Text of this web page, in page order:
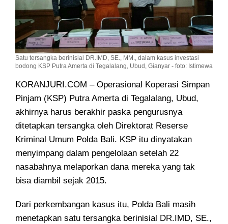
Satu tersangka berinisial DR.IMD, SE., MM., dalam kasus investasi
bodong KSP Putra Amerta di Tegalalang, Ubud, Gianyar - foto: Istimewa
KORANJURI.COM – Operasional Koperasi Simpan
Pinjam (KSP) Putra Amerta di Tegalalang, Ubud,
akhirnya harus berakhir paska pengurusnya
ditetapkan tersangka oleh Direktorat Reserse
Kriminal Umum Polda Bali. KSP itu dinyatakan
menyimpang dalam pengelolaan setelah 22
nasabahnya melaporkan dana mereka yang tak
bisa diambil sejak 2015.
Dari perkembangan kasus itu, Polda Bali masih
menetapkan satu tersangka berinisial DR.IMD, SE.,